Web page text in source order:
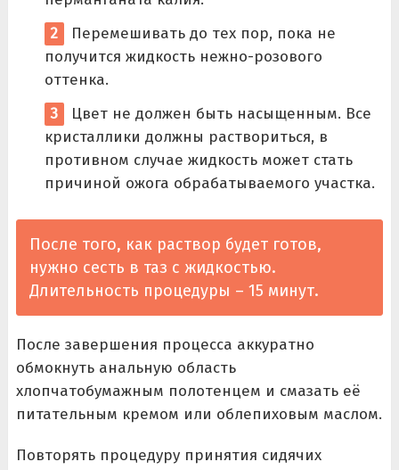
Перемешивать до тех пор, пока не
получится жидкость нежно-розового
оттенка.
Цвет не должен быть насыщенным. Все
кристаллики должны раствориться, в
противном случае жидкость может стать
причиной ожога обрабатываемого участка.
После того, как раствор будет готов,
нужно сесть в таз с жидкостью.
Длительность процедуры – 15 минут.
После завершения процесса аккуратно
обмокнуть анальную область
хлопчатобумажным полотенцем и смазать её
питательным кремом или облепиховым маслом.
Повторять процедуру принятия сидячих